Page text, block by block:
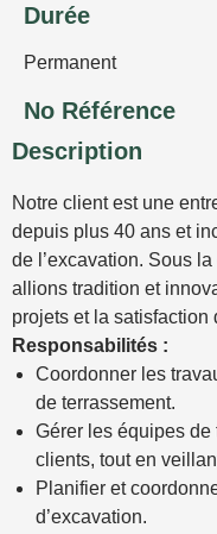
Durée
Permanent
No Référence
Description
Notre client est une
depuis plus 40 ans et
de l’excavation. Sous
allions tradition et
projets et la satisfaction
Responsabilités :
Coordonner les
de terrassement.
Gérer les équipes
clients, tout en
Planifier et
d’excavation.